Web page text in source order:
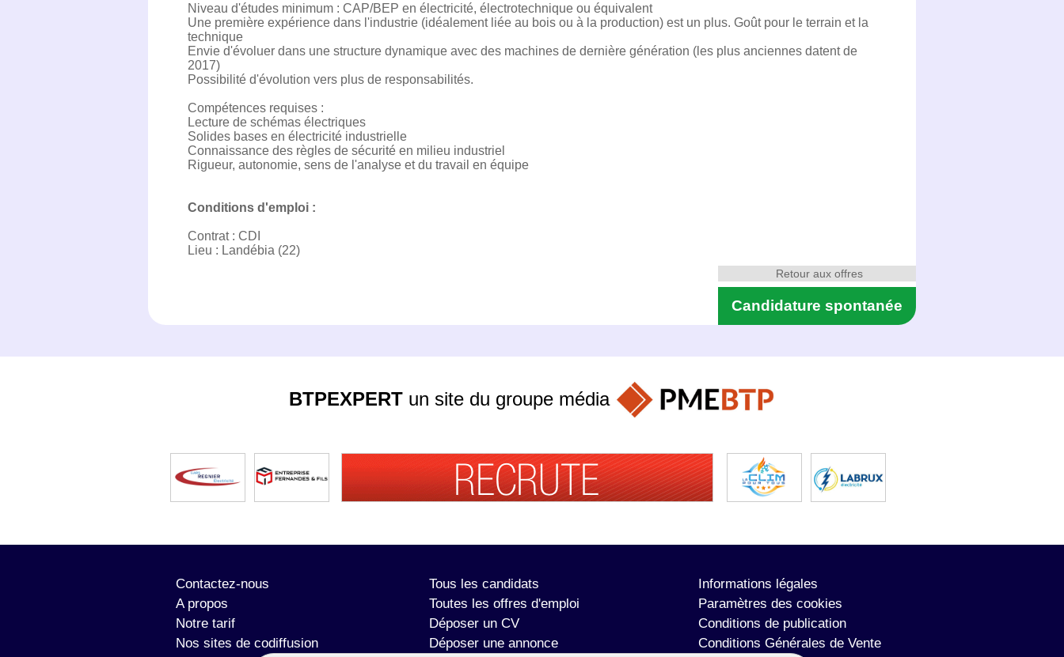
Niveau d'études minimum : CAP/BEP en électricité, électrotechnique ou équivalent
Une première expérience dans l'industrie (idéalement liée au bois ou à la production) est un plus. Goût pour le terrain et la
technique
Envie d'évoluer dans une structure dynamique avec des machines de dernière génération (les plus anciennes datent de
2017)
Possibilité d'évolution vers plus de responsabilités.
Compétences requises :
Lecture de schémas électriques
Solides bases en électricité industrielle
Connaissance des règles de sécurité en milieu industriel
Rigueur, autonomie, sens de l'analyse et du travail en équipe
Conditions d'emploi :
Contrat : CDI
Lieu : Landébia (22)
Candidature spontanée
Retour aux offres
BTPEXPERTun site du groupe média
Contactez-nous
A propos
Notre tarif
Nos sites de codiffusion
Tous les candidats
Toutes les offres d'emploi
Déposer un CV
Déposer une annonce
Informations légales
Paramètres des cookies
Conditions de publication
Conditions Générales de Vente